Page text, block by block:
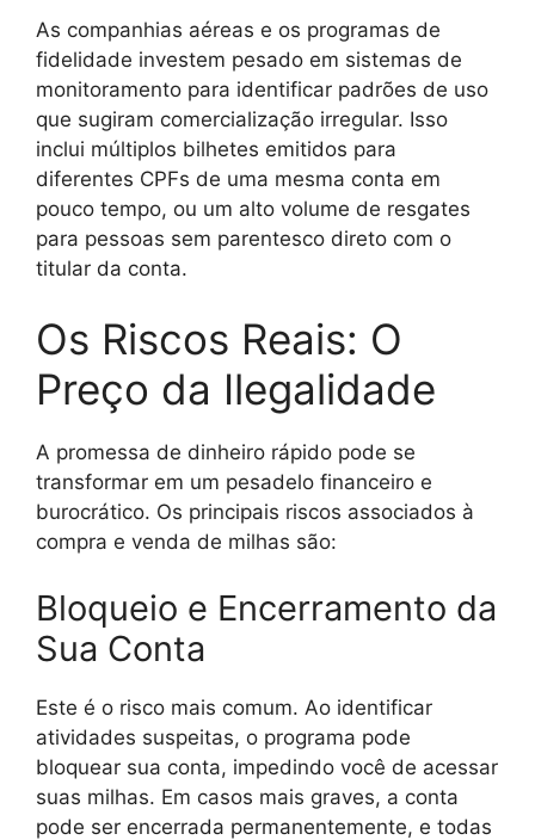
As companhias aéreas e os programas de
fidelidade investem pesado em sistemas de
monitoramento para identificar padrões de uso
que sugiram comercialização irregular. Isso
inclui múltiplos bilhetes emitidos para
diferentes CPFs de uma mesma conta em
pouco tempo, ou um alto volume de resgates
para pessoas sem parentesco direto com o
titular da conta.
Os Riscos Reais: O
Preço da Ilegalidade
A promessa de dinheiro rápido pode se
transformar em um pesadelo financeiro e
burocrático. Os principais riscos associados à
compra e venda de milhas são:
Bloqueio e Encerramento da
Sua Conta
Este é o risco mais comum. Ao identificar
atividades suspeitas, o programa pode
bloquear sua conta, impedindo você de acessar
suas milhas. Em casos mais graves, a conta
pode ser encerrada permanentemente, e todas